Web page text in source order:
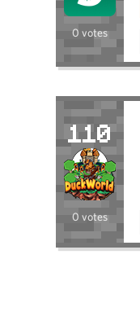
0 votes
110
0 votes